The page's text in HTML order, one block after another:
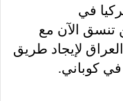
في
تنسق الآن مع
لإيجاد طريق
كوباني.